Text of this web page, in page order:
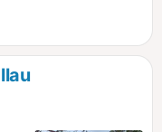
sans problème.La
sur un bon chemin
jusqu'au (15) la trace